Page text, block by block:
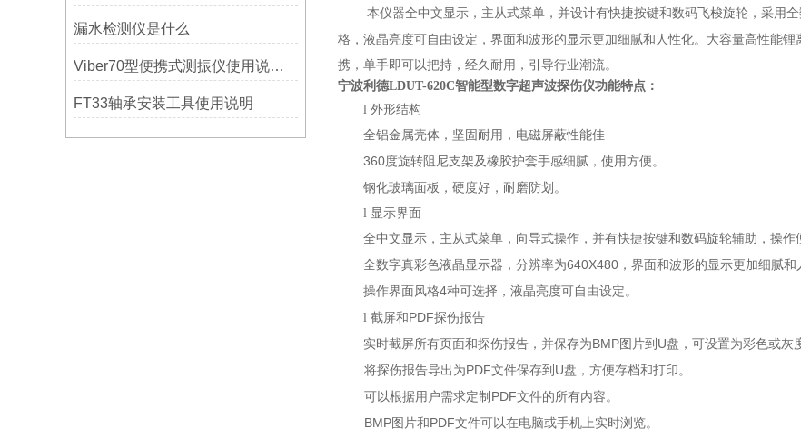
漏水检测仪是什么
Viber70型便携式测振仪使用说明书-宁波市镇海利德仪器设备公司
FT33轴承安装工具使用说明
本仪器全中文显示，主从式菜单，并设计有快捷按键和数码飞梭旋轮，采用
格，液晶亮度可自由设定，界面和波形的显示更加细腻和人性化。大容量高性能锂
携，单手即可以把持，经久耐用，引导行业潮流。
宁波利德LDUT-620C智能型数字超声波探伤仪功能特点：
l 外形结构
全铝金属壳体，坚固耐用，电磁屏蔽性能佳
360度旋转阻尼支架及橡胶护套手感细腻，使用方便。
钢化玻璃面板，硬度好 ，耐磨防划。
l 显示界面
全中文显示，主从式菜单，向导式操作，并有快捷按键和数码旋轮辅助，操作
全数字真彩色液晶显示器，分辨率为640X480 ，界面和波形的显示更加细腻和
操作界面风格4种可选择，液晶亮度可自由设定。
l 截屏和 PDF探伤报告
实时截屏所有页面和探伤报告，并保存为BMP图片到 U盘，可设置为彩色或灰
将探伤报告导出为PDF文件保存到 U盘，方便存档和打印。
可以根据用户需求定制 PDF文件的所有内容。
BMP图片和 PDF文件可以在电脑或手机上实时浏览。